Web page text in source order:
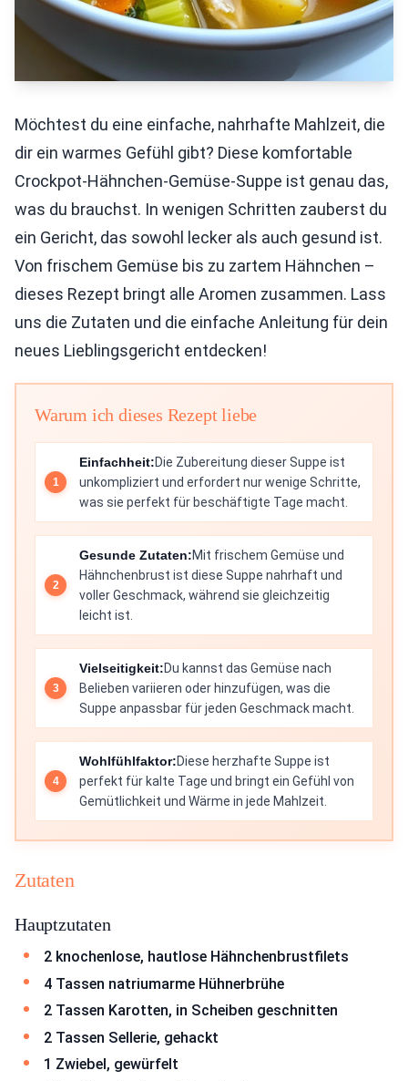
Möchtest du eine einfache, nahrhafte Mahlzeit, die
dir ein warmes Gefühl gibt? Diese komfortable
Crockpot-Hähnchen-Gemüse-Suppe ist genau das,
was du brauchst. In wenigen Schritten zauberst du
ein Gericht, das sowohl lecker als auch gesund ist.
Von frischem Gemüse bis zu zartem Hähnchen –
dieses Rezept bringt alle Aromen zusammen. Lass
uns die Zutaten und die einfache Anleitung für dein
neues Lieblingsgericht entdecken!
Warum ich dieses Rezept liebe
Einfachheit:Die Zubereitung dieser Suppe ist
unkompliziert und erfordert nur wenige Schritte,
was sie perfekt für beschäftigte Tage macht.
Gesunde Zutaten:Mit frischem Gemüse und
Hähnchenbrust ist diese Suppe nahrhaft und
voller Geschmack, während sie gleichzeitig
leicht ist.
Vielseitigkeit:Du kannst das Gemüse nach
Belieben variieren oder hinzufügen, was die
Suppe anpassbar für jeden Geschmack macht.
Wohlfühlfaktor:Diese herzhafte Suppe ist
perfekt für kalte Tage und bringt ein Gefühl von
Gemütlichkeit und Wärme in jede Mahlzeit.
Zutaten
Hauptzutaten
2 knochenlose, hautlose Hähnchenbrustfilets
4 Tassen natriumarme Hühnerbrühe
2 Tassen Karotten, in Scheiben geschnitten
2 Tassen Sellerie, gehackt
1 Zwiebel, gewürfelt